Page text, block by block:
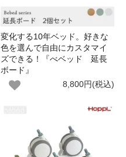
変化する10年ベッド。好きな
色を選んで自由にカスタマイ
ズできる！『べベッド 延長
ボード』
8,800円(税込)